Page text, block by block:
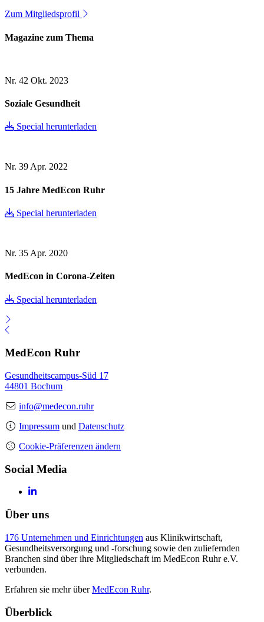
Zum Mitgliedsprofil
Magazine zum Thema
Nr. 42 Okt. 2023
Soziale Gesundheit
Special herunterladen
Nr. 39Apr. 2022
15 Jahre MedEcon Ruhr
Special herunterladen
Nr. 35 Apr. 2020
MedEcon in Corona-Zeiten
Special herunterladen
MedEcon Ruhr
Gesundheitscampus-Süd 17
44801 Bochum
info@medecon.ruhr
Impressum und Datenschutz
Cookie-Präferenzen ändern
Social Media
Über uns
176 Unternehmen und Einrichtungen aus Klinikwirtschaft,
Gesundheitsversorgung und -forschung sowie den zuliefernden
Branchen sind über ihre Mitgliedschaft im MedEcon Ruhr e.V.
verbunden.
Erfahren sie mehr überMedEcon Ruhr.
Überblick